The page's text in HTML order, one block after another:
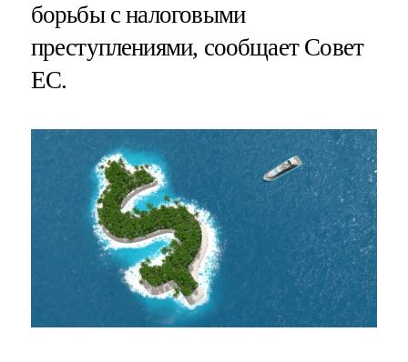
борьбы с налоговыми
преступлениями, сообщает Совет
ЕС.